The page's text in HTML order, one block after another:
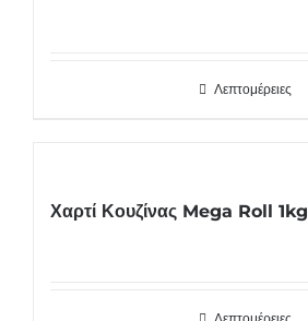
Λεπτομέρειες
Χαρτί Κουζίνας Mega Roll 1kg